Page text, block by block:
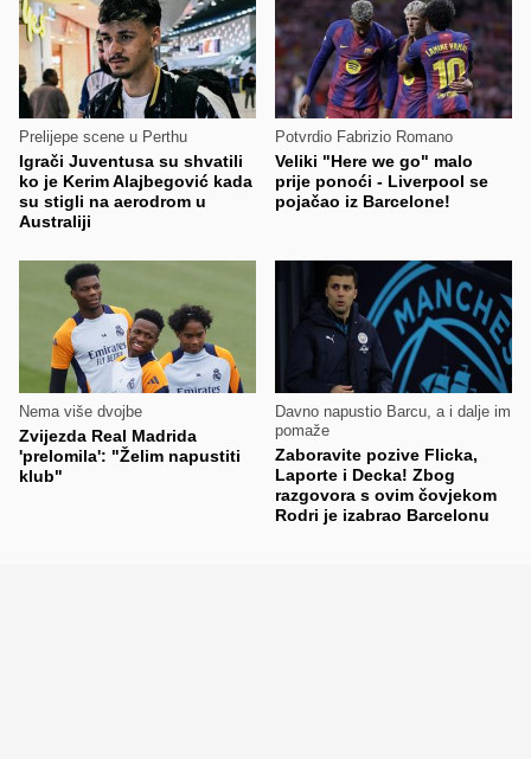
Prelijepe scene u Perthu
Igrači Juventusa su shvatili
ko je Kerim Alajbegović kada
su stigli na aerodrom u
Australiji
Potvrdio Fabrizio Romano
Veliki "Here we go" malo
prije ponoći - Liverpool se
pojačao iz Barcelone!
Nema više dvojbe
Zvijezda Real Madrida
'prelomila': "Želim napustiti
klub"
Davno napustio Barcu, a i dalje im
pomaže
Zaboravite pozive Flicka,
Laporte i Decka! Zbog
razgovora s ovim čovjekom
Rodri je izabrao Barcelonu